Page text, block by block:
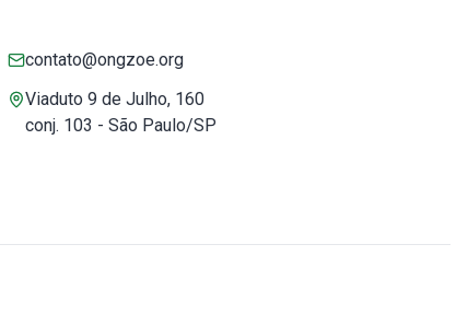
contato@ongzoe.org
Viaduto 9 de Julho, 160
conj. 103 - São Paulo/SP